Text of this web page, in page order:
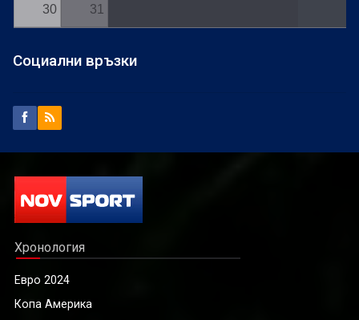
30 31
Социални връзки
Хронология
Евро 2024
Копа Америка